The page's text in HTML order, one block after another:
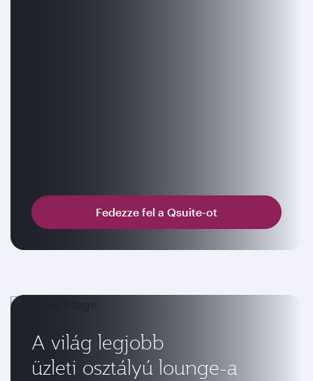
Fedezze fel a Qsuite-ot
A világ legjobb
üzleti osztályú lounge-a